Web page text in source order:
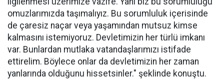
omuzlarımızda taşımalıyız. Bu sorumluluk içerisinde
de çaresiz naçar veya yaşamından mutsuz kimse
kalmasını istemiyoruz. Devletimizin her türlü imkanı
var. Bunlardan mutlaka vatandaşlarımızı istifade
ettirelim. Böylece onlar da devletimizin her zaman
yanlarında olduğunu hissetsinler." şeklinde konuştu.